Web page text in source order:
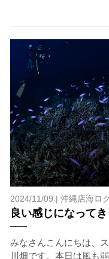
2024/11/09 | 沖縄店海ロ
良い感じになって
みなさんこんにちは、
川畑です。本日は風も